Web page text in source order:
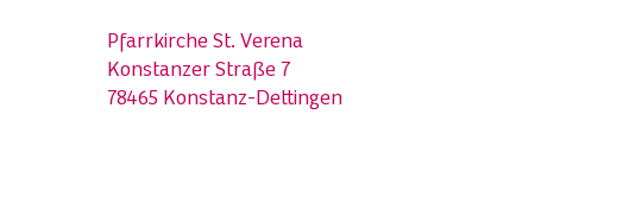
Pfarrkirche St. Verena
Konstanzer Straße 7
78465 Konstanz-Dettingen